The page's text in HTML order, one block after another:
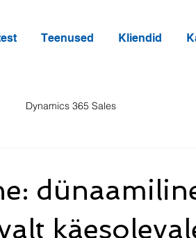
Teenused Kliendid
Dynamics 365 Sales